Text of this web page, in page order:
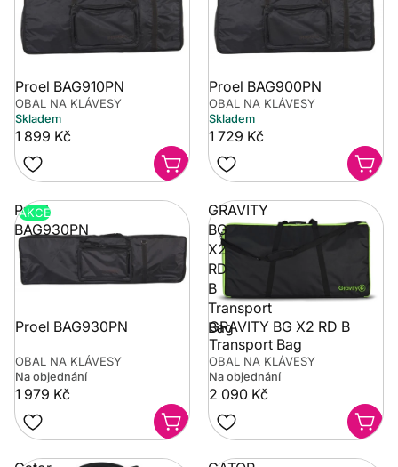
Proel BAG910PN
OBAL NA KLÁVESY
Skladem
1 899 Kč
Proel BAG900PN
OBAL NA KLÁVESY
Skladem
1 729 Kč
Proel
BAG930PN
AKCE
Proel BAG930PN
OBAL NA KLÁVESY
Na objednání
1 979 Kč
GRAVITY
BG
X2
RD
B
Transport
Bag
GRAVITY BG X2 RD B
Transport Bag
OBAL NA KLÁVESY
Na objednání
2 090 Kč